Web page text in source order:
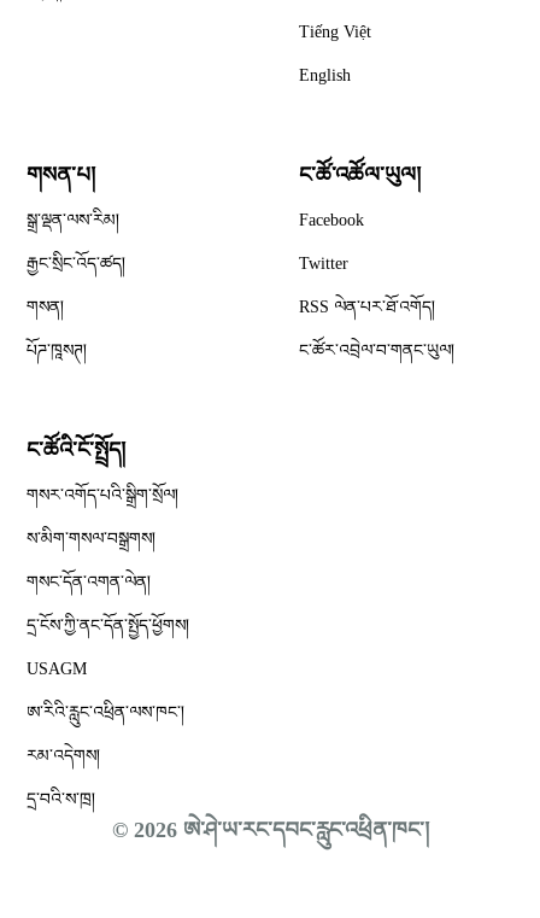
Tiếng Việt
English
གསན་པ།
སྒྲ་ལྡན་ལས་རིམ།
རྒྱང་སྲིང་འོད་ཚད།
གསན།
པོཌ་ཁཱསཊ།
ང་ཚོ་འཚོལ་ཡུལ།
Facebook
Twitter
RSS ལེན་པར་ཐོ་འགོད།
ང་ཚོར་འབྲེལ་བ་གནང་ཡུལ།
ང་ཚོའི་ངོ་སྤྲོད།
གསར་འགོད་པའི་སྒྲིག་སྲོལ།
ས་མིག་གསལ་བསྒྲགས།
གསང་དོན་འགན་ལེན།
དྲ་ངོས་ཀྱི་ནང་དོན་སྤྱོད་ཕྱོགས།
USAGM
ཨ་རིའི་རླུང་འཕྲིན་ལས་ཁང༌།
རམ་འདེགས།
དྲ་བའི་ས་ཁྲ།
© 2026 ཨེ་ཤེ་ཡ་རང་དབང་རླུང་འཕྲིན་ཁང་།